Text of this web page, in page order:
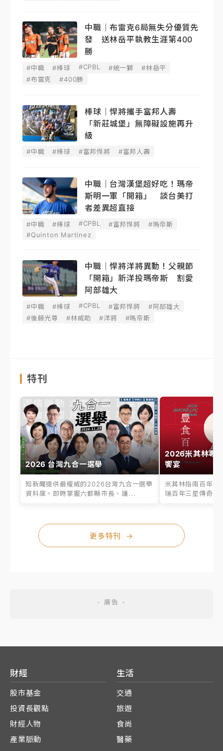
中職｜布雷克6局無失分優質先
發 送林岳平執教生涯第400
勝
#中職 #棒球 #CPBL #統一獅
#林岳平
#布雷克
#400勝
棒球｜悍將攜手富邦人壽
「新莊城堡」無障礙設施再升
級
#中職 #棒球 #富邦悍將 #富邦人壽
中職｜台灣漢堡超好吃！瑪帝
斯明一軍「開箱」 談台美打
者差異超直接
#中職 #棒球 #CPBL #富邦悍將
#瑪帝斯
#Quinton Martinez
中職｜悍將洋將異動！父親節
「開箱」新洋投瑪帝斯 割愛
阿部雄大
#中職 #棒球 #CPBL #富邦悍將
#阿部雄大
#後藤光尊
#林威助 #洋將 #瑪帝斯
特刊
2026 台灣九合一選舉
知新聞提供最權威的2026台灣九合一選舉
資料庫。即時掌握六都縣市長、議...
2026米其林專
饗宴
米其林指南百年之
瑞百年三星傳奇、
更多特刊 →
財經
股市基金
投資長觀點
財經人物
產業脈動
生活
交通
旅遊
食尚
醫藥